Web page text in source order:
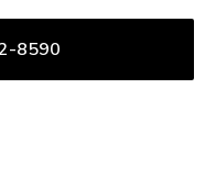
8590